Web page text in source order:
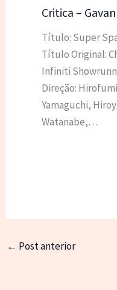
Critica –
Título: Super
Título Original:
Infiniti
Direção:
Yamaguchi,
Watanabe,…
← Post anterior